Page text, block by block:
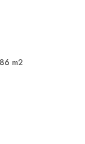
m2